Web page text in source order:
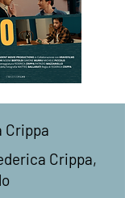
Crippa
derica Crippa,